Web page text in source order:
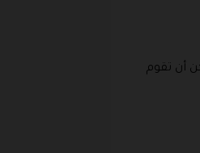
أن تقوم